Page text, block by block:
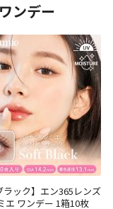
ンデー
ラック】エン365レンズ
エ ワンデー 1箱10枚